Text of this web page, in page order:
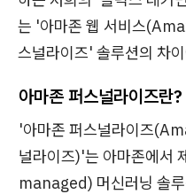
는 '아마존 웹 서비스
스널라이즈' 솔루션의 차
아마존 퍼스널라이즈란?
'아마존 퍼스널라이즈
널라이즈)'는 아마존에서
managed) 머신러닝 솔